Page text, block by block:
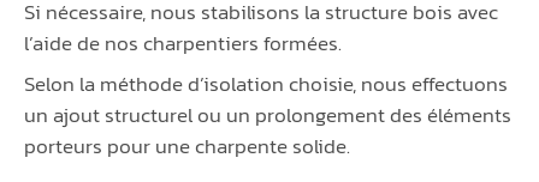
Si nécessaire, nous stabilisons la structure bois avec
l’aide de nos charpentiers formées.
Selon la méthode d’isolation choisie, nous effectuons
un ajout structurel ou un prolongement des éléments
porteurs pour une charpente solide.